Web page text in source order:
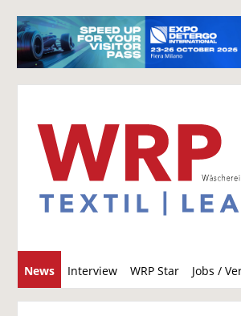
News Interview WRP Star Jobs /